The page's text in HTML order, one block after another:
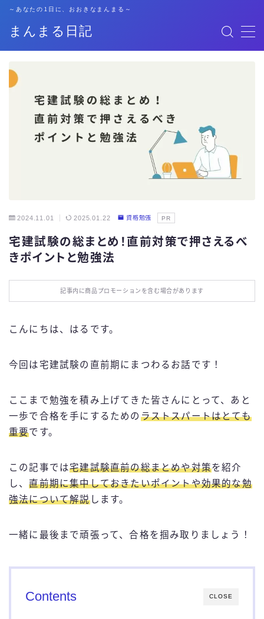
まんまる日記
～あなたの1日に、おおきなまんまる～
格安SIM
暮らし
おでかけ
お役立ち情報
ブログ技術
2024.11.01 2025.01.22 資格勉強 PR
宅建試験の総まとめ！直前対策で押さえるべ
きポイントと勉強法
記事内に商品プロモーションを含む場合があります
こんにちは、はるです。
今回は宅建試験の直前期にまつわるお話です！
ここまで勉強を積み上げてきた皆さんにとって、あと
一歩で合格を手にするための ラストスパートはとても
重要です。
この記事では宅建試験直前の総まとめや対策を紹介
し、直前期に集中しておきたいポイントや効果的な勉
強法について解説します。
一緒に最後まで頑張って、合格を掴み取りましょう！
CLOSE
Contents